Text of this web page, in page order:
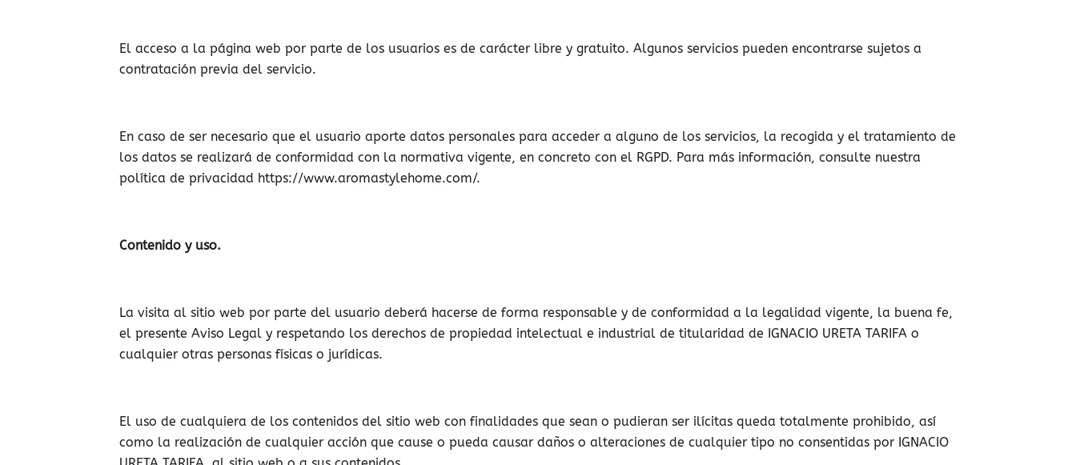
El acceso a la página web por parte de los usuarios es de carácter libre y gratuito. Algunos servicios pueden encontrarse sujetos a
contratación previa del servicio.
En caso de ser necesario que el usuario aporte datos personales para acceder a alguno de los servicios, la recogida y el tratamiento de
los datos se realizará de conformidad con la normativa vigente, en concreto con el RGPD. Para más información, consulte nuestra
política de privacidad https://www.aromastylehome.com/.
Contenido y uso.
La visita al sitio web por parte del usuario deberá hacerse de forma responsable y de conformidad a la legalidad vigente, la buena fe,
el presente Aviso Legal y respetando los derechos de propiedad intelectual e industrial de titularidad de IGNACIO URETA TARIFA o
cualquier otras personas físicas o jurídicas.
El uso de cualquiera de los contenidos del sitio web con finalidades que sean o pudieran ser ilícitas queda totalmente prohibido, así
como la realización de cualquier acción que cause o pueda causar daños o alteraciones de cualquier tipo no consentidas por IGNACIO